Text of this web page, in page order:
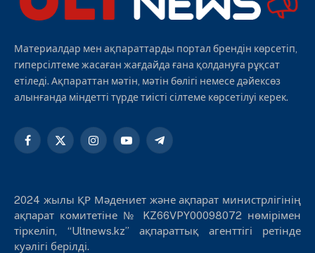
Материалдар мен ақпараттарды портал брендін көрсетіп,
гиперсілтеме жасаған жағдайда ғана қолдануға рұқсат
етіледі. Ақпараттан мәтін, мәтін бөлігі немесе дәйексөз
алынғанда міндетті түрде тиісті сілтеме көрсетілуі керек.
Facebook
X
InstagramYouTubeTelegram
2024 жылы ҚР Мәдениет және ақпарат министрлігінің
ақпарат комитетіне № KZ66VPY00098072 нөмірімен
тіркеліп, “Ultnews.kz” ақпараттық агенттігі ретінде
куәлігі берілді.